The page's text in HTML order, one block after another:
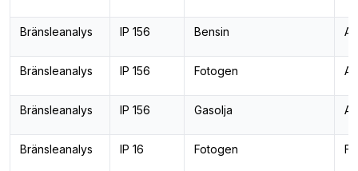
Bränsleanalys IP 156 Bensin
Bränsleanalys IP 156 Fotogen
Bränsleanalys IP 156 Gasolja
Bränsleanalys IP 16 Fotogen